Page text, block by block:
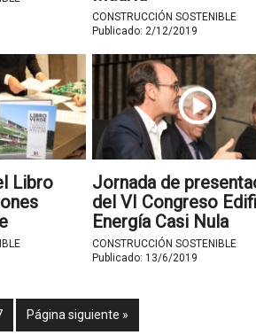
CONSTRUCCIÓN SOSTENIBLE
Publicado: 2/12/2019
Libro
Jornada de
del VI Congreso
Energía Casi Nula
CONSTRUCCIÓN SOSTENIBLE
Publicado: 13/6/2019
Página siguiente »